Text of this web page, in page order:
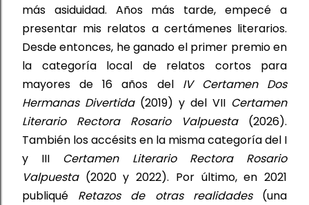
más asiduidad. Años más tarde, empecé a
presentar mis relatos a certámenes literarios.
Desde entonces, he ganado el primer premio en
la categoría local de relatos cortos
mayores de 16 años del IV Certamen Dos
Hermanas Divertida (2019) y del VII Certamen
Literario Rectora Rosario Valpuesta (2026).
También los accésits en la misma categoría del I
y III Certamen Literario Rectora Rosario
Valpuesta (2020 y 2022). Por último, en 2021
publiqué Retazos de otras realidades (una